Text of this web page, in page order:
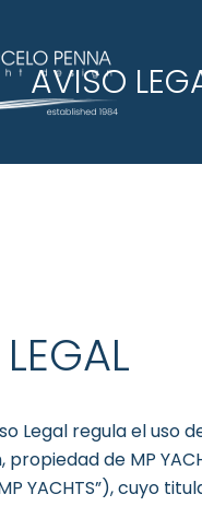
AVISO
Legal regula el uso
, propiedad de MP
YACHTS”), cuyo